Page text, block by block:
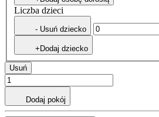
Liczba dzieci
- Usuń dziecko
+Dodaj dziecko
Usuń
Dodaj pokój